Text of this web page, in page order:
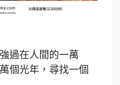
過在人間的一萬
個光年，尋找一個